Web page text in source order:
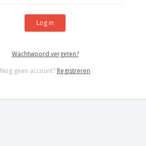
Log in
Wachtwoord vergeten?
Nog geen account? Registreren